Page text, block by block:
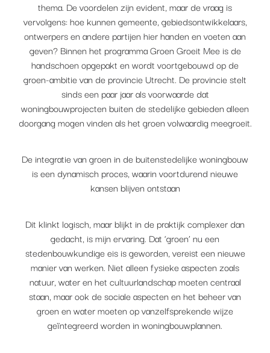
thema. De voordelen zijn evident, maar de vraag is
vervolgens: hoe kunnen gemeente, gebiedsontwikkelaars,
ontwerpers en andere partijen hier handen en voeten aan
geven? Binnen het programma Groen Groeit Mee is de
handschoen opgepakt en wordt voortgebouwd op de
groen-ambitie van de provincie Utrecht. De provincie stelt
sinds een paar jaar als voorwaarde dat
woningbouwprojecten buiten de stedelijke gebieden alleen
doorgang mogen vinden als het groen volwaardig meegroeit.
De integratie van groen in de buitenstedelijke woningbouw
is een dynamisch proces, waarin voortdurend nieuwe
kansen blijven ontstaan
Dit klinkt logisch, maar blijkt in de praktijk complexer dan
gedacht, is mijn ervaring. Dat ‘groen’ nu een
stedenbouwkundige eis is geworden, vereist een nieuwe
manier van werken. Niet alleen fysieke aspecten zoals
natuur, water en het cultuurlandschap moeten centraal
staan, maar ook de sociale aspecten en het beheer van
groen en water moeten op vanzelfsprekende wijze
geïntegreerd worden in woningbouwplannen.